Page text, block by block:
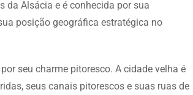
da Alsácia e é conhecida por sua
posição geográfica estratégica no
seu charme pitoresco. A cidade velha é
seus canais pitorescos e suas ruas de